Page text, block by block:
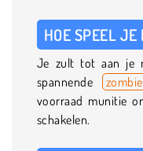
HOE SPEEL
Je zult tot aan je
spannende
voorraad munitie
schakelen.